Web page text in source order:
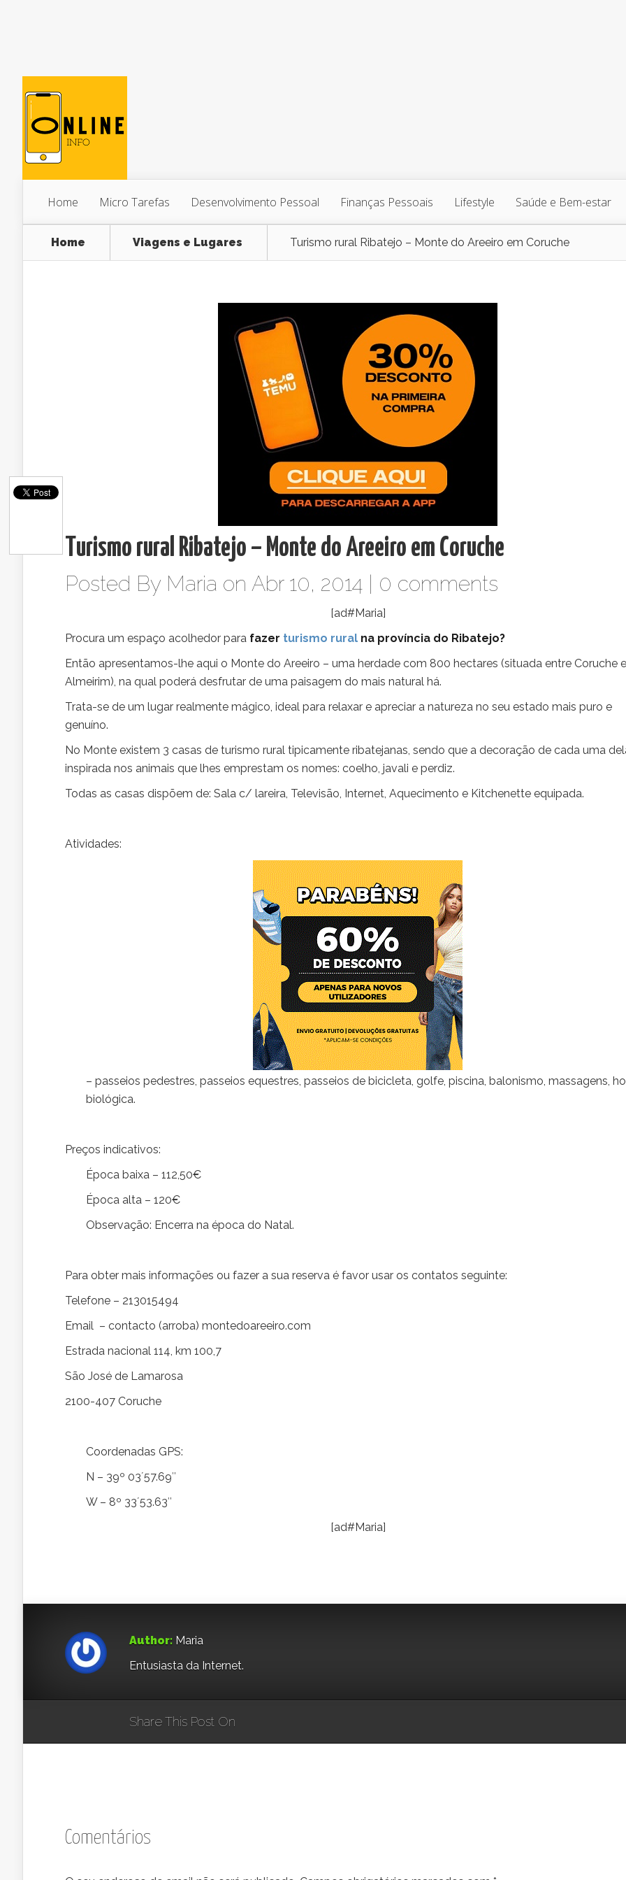
Home Micro Tarefas Desenvolvimento Pessoal Finanças Pessoais Lifestyle Saúde e Bem-estar
Home Viagens e Lugares Turismo rural Ribatejo – Monte do Areeiro em Coruche
Turismo rural Ribatejo – Monte do Areeiro em Coruche
Posted By Maria on Abr 10, 2014 | 0 comments
[ad#Maria]
Procura um espaço acolhedor para fazer turismo rural na província do Ribatejo?
Então apresentamos-lhe aqui o Monte do Areeiro – uma herdade com 800 hectares (situada entre Coruche e
Almeirim), na qual poderá desfrutar de uma paisagem do mais natural há.
Trata-se de um lugar realmente mágico, ideal para relaxar e apreciar a natureza no seu estado mais puro e
genuíno.
No Monte existem 3 casas de turismo rural tipicamente ribatejanas, sendo que a decoração de cada uma
inspirada nos animais que lhes emprestam os nomes: coelho, javali e perdiz.
Todas as casas dispõem de: Sala c/ lareira, Televisão, Internet, Aquecimento e Kitchenette equipada.
Atividades:
– passeios pedestres, passeios equestres, passeios de bicicleta, golfe, piscina, balonismo, massagens,
biológica.
Preços indicativos:
Época baixa – 112,50€
Época alta – 120€
Observação: Encerra na época do Natal.
Para obter mais informações ou fazer a sua reserva é favor usar os contatos seguinte:
Telefone – 213015494
Email – contacto (arroba) montedoareeiro.com
Estrada nacional 114, km 100,7
São José de Lamarosa
2100-407 Coruche
Coordenadas GPS:
N – 39º 03´57.69″
W – 8º 33´53.63″
[ad#Maria]
Author: Maria
Entusiasta da Internet.
Share This Post On
Comentários